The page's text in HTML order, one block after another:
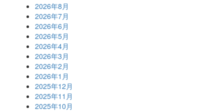
2026年8月
2026年7月
2026年6月
2026年5月
2026年4月
2026年3月
2026年2月
2026年1月
2025年12月
2025年11月
2025年10月